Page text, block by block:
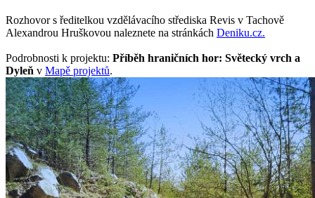
Rozhovor s ředitelkou vzdělávacího střediska Revis v Tachově
Alexandrou Hruškovou naleznete na stránkách Deniku.cz.
Podrobnosti k projektu: Příběh hraničních hor: Světecký vrch a
Dyleň v Mapě projektů.